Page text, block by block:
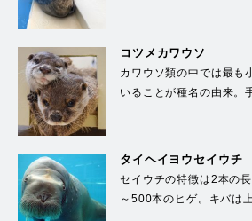
コツメカワウソ
カワウソ類の中では最も
いることが種名の由来。
タイヘイヨウセイウチ
セイウチの特徴は2本の
～500本のヒゲ。キバは